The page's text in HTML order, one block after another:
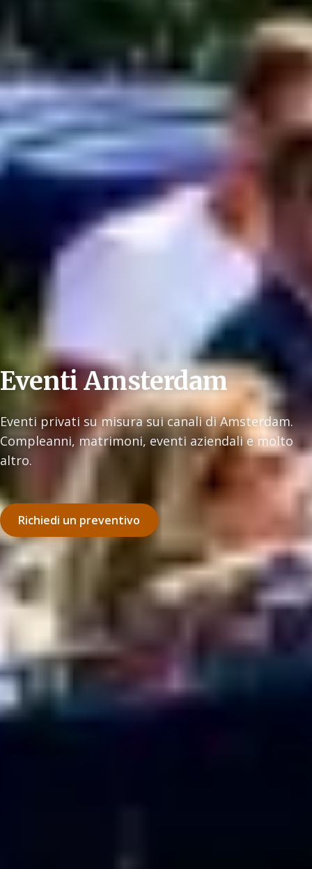
Eventi Amsterdam
Eventi privati su misura sui canali di Amsterdam.
Compleanni, matrimoni, eventi aziendali e molto
altro.
Richiedi un preventivo